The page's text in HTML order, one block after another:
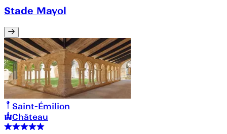
Stade Mayol
Saint-Émilion
Château